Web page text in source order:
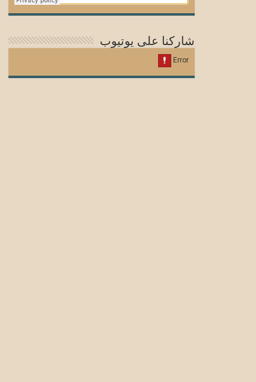
شاركنا على يوتيوب